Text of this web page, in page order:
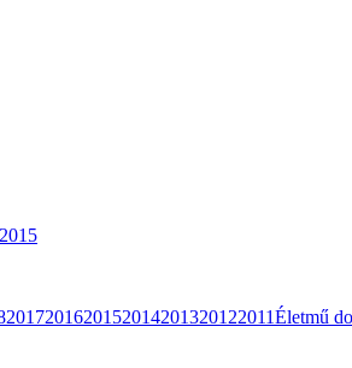
2015
2017201620152014201320122011Életmű